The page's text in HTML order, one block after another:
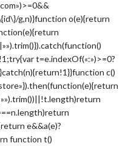
g,n)}function o(e){return
t=e.indexOf(«:»)>=0?
c()
e&&a(e)?
function t()